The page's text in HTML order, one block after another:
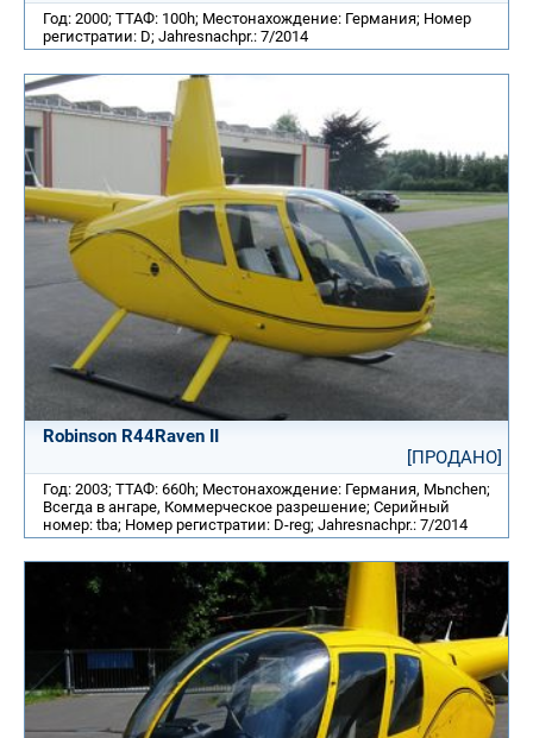
Год: 2000; ТТАФ: 100h; Местонахождение: Германия; Номер
регистратии: D; Jahresnachpr.: 7/2014
Robinson R44Raven II
[ПРОДАНО]
Год: 2003; ТТАФ: 660h; Местонахождение: Германия, Mьnchen;
Всегда в ангаре, Коммерческое разрешение; Серийный
номер: tba; Номер регистратии: D-reg; Jahresnachpr.: 7/2014